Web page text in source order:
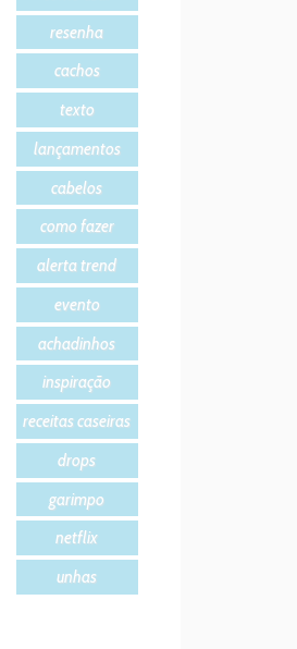
resenha
cachos
texto
lançamentos
cabelos
como fazer
alerta trend
evento
achadinhos
inspiração
receitas caseiras
drops
garimpo
netflix
unhas